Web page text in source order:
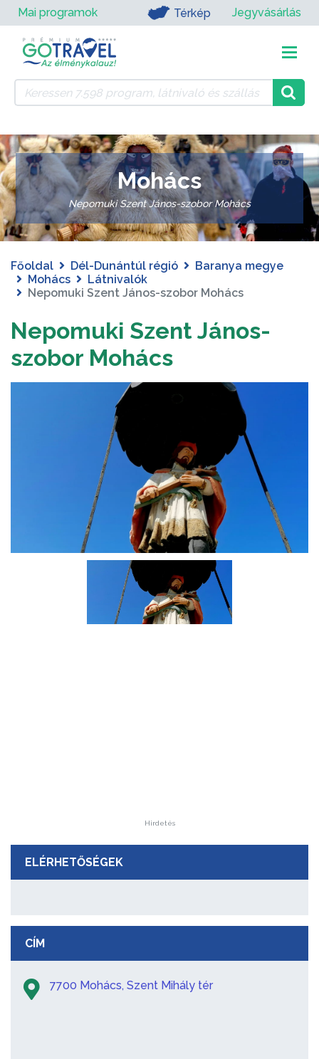
Mai programok Térkép Jegyvásárlás
Mohács
Nepomuki Szent János-szobor Mohács
Főoldal Dél-Dunántúl régió
Baranya megye
Mohács
Látnivalók
Nepomuki Szent János-szobor Mohács
Nepomuki Szent János-
szobor Mohács
Hirdetés
ELÉRHETŐSÉGEK
CÍM
7700 Mohács, Szent Mihály tér